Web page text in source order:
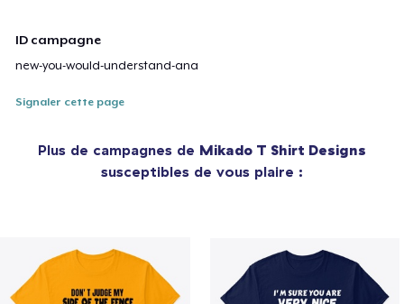
ID campagne
new-you-would-understand-ana
Signaler cette page
Plus de campagnes de Mikado T Shirt Designs
susceptibles de vous plaire :